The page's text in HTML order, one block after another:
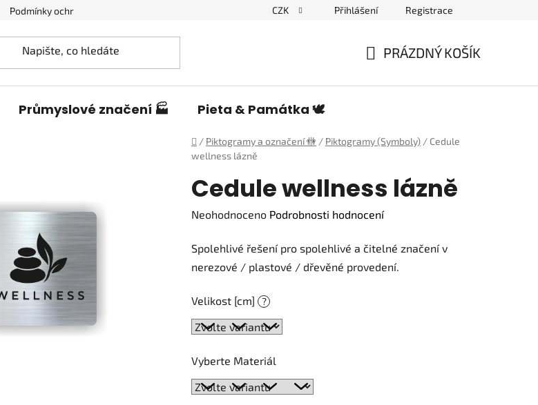
Podmínky ochrany osobních údajů Blog o cedulích a piktogramech
CZK Přihlášení Registrace
PRÁZDNÝ KOŠÍK
Průmyslové značení 🏭 Pieta & Památka 🕊️
Domů
/ Piktogramy a označení 🚻 / Piktogramy (Symboly) / Cedule
wellness lázně
Cedule wellness lázně
Průměrné
produktu
je
z
5
Neohodnoceno Podrobnosti hodnocení
Spolehlivé řešení pro spolehlivé a čitelné značení v
nerezové / plastové / dřevěné provedení.
Velikost [cm] ?
Vyberte Materiál